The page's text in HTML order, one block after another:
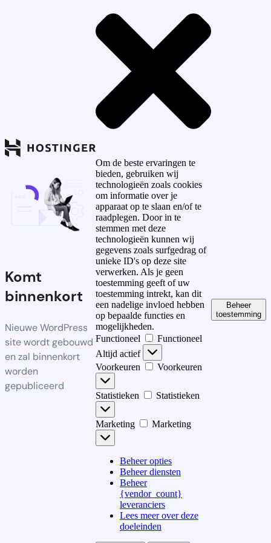
Komt
binnenkort
Nieuwe WordPress
site wordt gebouwd
en zal binnenkort
worden
gepubliceerd
Om de beste ervaringen te
bieden, gebruiken wij
technologieën zoals cookies
om informatie over je
apparaat op te slaan en/of te
raadplegen. Door in te
stemmen met deze
technologieën kunnen wij
gegevens zoals surfgedrag of
unieke ID's op deze site
verwerken. Als je geen
toestemming geeft of uw
toestemming intrekt, kan dit
een nadelige invloed hebben
op bepaalde functies en
mogelijkheden.
Functioneel
Functioneel
Altijd actief
Voorkeuren
Voorkeuren
Statistieken Statistieken
Marketing Marketing
Beheer opties
Beheer diensten
Beheer
{vendor_count}
leveranciers
Lees meer over deze
doeleinden
Beheer
toestemming